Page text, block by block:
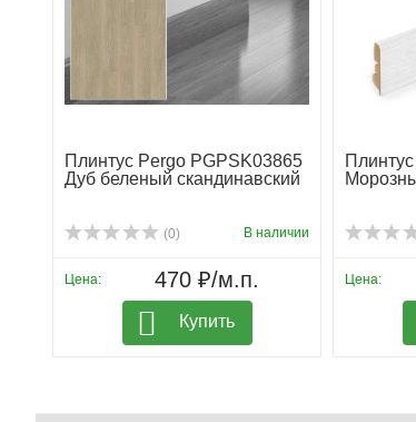
Плинтус Pergo PGPSK03865
Дуб беленый скандинавский
(0) В наличии
Цена: 470 ₽/м.п.
Купить
Цена: